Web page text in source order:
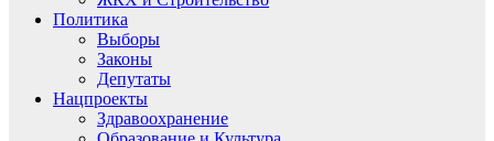
Политика
Выборы
Законы
Депутаты
Нацпроекты
Здравоохранение